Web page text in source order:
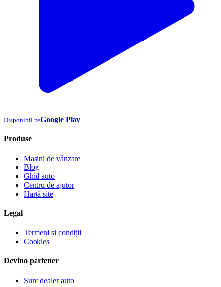
Disponibil peGoogle Play
Produse
Mașini de vânzare
Blog
Ghid auto
Centru de ajutor
Hartă site
Legal
Termeni și condiții
Cookies
Devino partener
Sunt dealer auto